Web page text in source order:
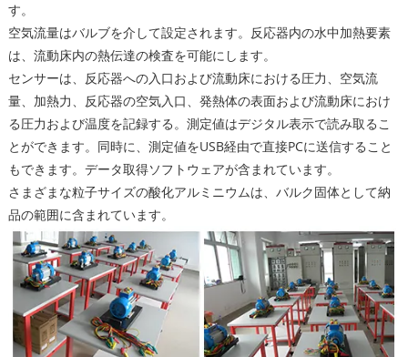
す。
空気流量はバルブを介して設定されます。反応器内の水中加熱要素
は、流動床内の熱伝達の検査を可能にします。
センサーは、反応器への入口および流動床における圧力、空気流
量、加熱力、反応器の空気入口、発熱体の表面および流動床におけ
る圧力および温度を記録する。測定値はデジタル表示で読み取るこ
とができます。同時に、測定値をUSB経由で直接PCに送信すること
もできます。データ取得ソフトウェアが含まれています。
さまざまな粒子サイズの酸化アルミニウムは、バルク固体として納
品の範囲に含まれています。